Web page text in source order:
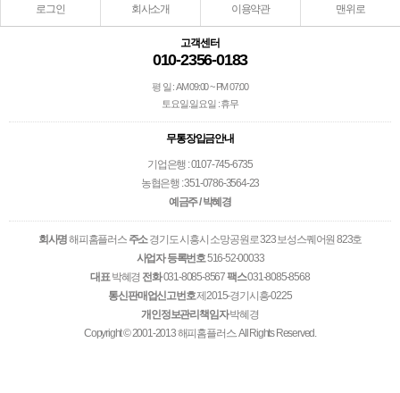
로그인 회사소개 이용약관 맨위로
고객센터
010-2356-0183
평 일 : AM 09:00 ~ PM 07:00
토요일.일요일 : 휴무
무통장입금안내
기업은행 : 0107-745-6735
농협은행 : 351-0786-3564-23
예금주 / 박혜경
회사명해피홈플러스 주소경기도 시흥시 소망공원로 323 보성스퀘어원 823호
사업자 등록번호516-52-00033
대표 박혜경 전화031-8085-8567팩스031-8085-8568
통신판매업신고번호제2015-경기시흥-0225
개인정보관리책임자박혜경
Copyright © 2001-2013 해피홈플러스. All Rights Reserved.